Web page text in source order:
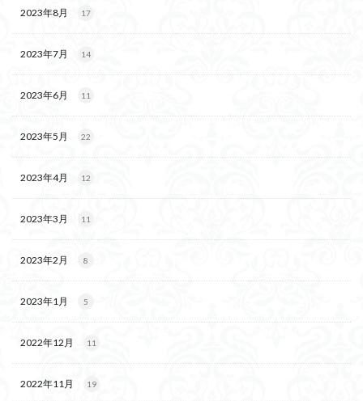
2023年8月 17
2023年7月 14
2023年6月 11
2023年5月 22
2023年4月 12
2023年3月 11
2023年2月 8
2023年1月 5
2022年12月 11
2022年11月 19